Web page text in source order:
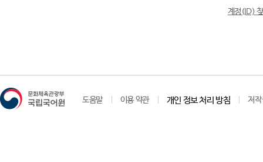
계정(ID)
도움말 이용 약관 개인 정보 처리 방침 저